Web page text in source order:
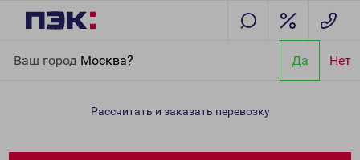
Ваш город Москва? Да Нет
Батайск
Рассчитать и заказать перевозку